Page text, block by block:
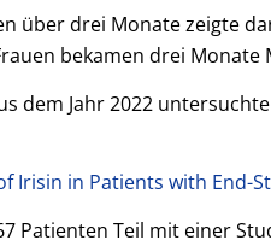
über drei Monate zeigte
bekamen drei
dem Jahr 2022
Irisin in Patients with End-
Patienten Teil mit einer